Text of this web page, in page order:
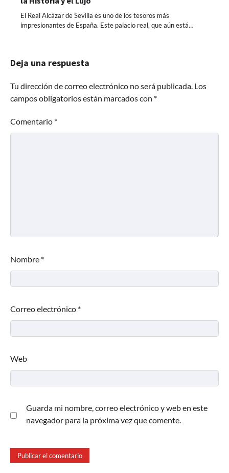
El Real Alcázar de Sevilla es uno de los tesoros más
impresionantes de España. Este palacio real, que aún está…
Deja una respuesta
Tu dirección de correo electrónico no será publicada. Los
campos obligatorios están marcados con *
Comentario *
Nombre *
Correo electrónico *
Web
Guarda mi nombre, correo electrónico y web en este
navegador para la próxima vez que comente.